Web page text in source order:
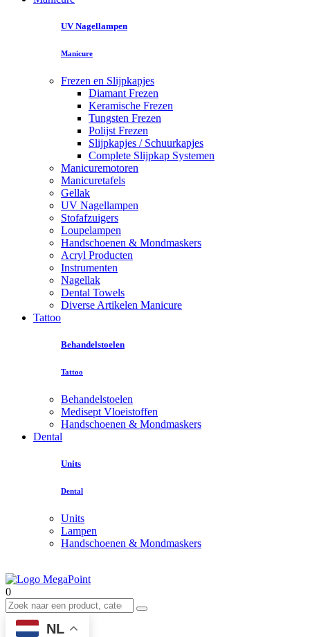
UV Nagellampen
Manicure
Frezen en Slijpkapjes
Diamant Frezen
Keramische Frezen
Tungsten Frezen
Polijst Frezen
Slijpkapjes / Schuurkapjes
Complete Slijpkap Systemen
Manicuremotoren
Manicuretafels
Gellak
UV Nagellampen
Stofafzuigers
Loupelampen
Handschoenen & Mondmaskers
Acryl Producten
Instrumenten
Nagellak
Dental Towels
Diverse Artikelen Manicure
Tattoo
Behandelstoelen
Tattoo
Behandelstoelen
Medisept Vloeistoffen
Handschoenen & Mondmaskers
Dental
Units
Dental
Units
Lampen
Handschoenen & Mondmaskers
0
NL